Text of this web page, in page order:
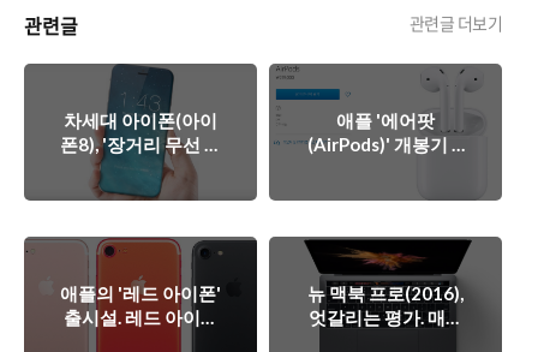
관련글 관련글 더보기
차세대 아이폰(아이
폰8), '장거리 무선 충
전 기능' 실현 가시화.
충전 패러다임 바꾸
애플 '에어팟
(AirPods)' 개봉기 &
애플의 '레드 아이폰'
출시설. 레드 아이폰
뉴 맥북 프로(2016),
엇갈리는 평가. 매력